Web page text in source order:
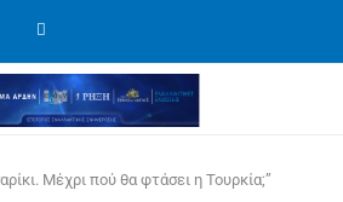
Μέχρι πού θα φτάσει η Τουρκία;”